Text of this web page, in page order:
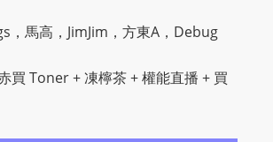
，馬高，JimJim，方東A，Debug
買 Toner + 凍檸茶 + 權能直播 + 買